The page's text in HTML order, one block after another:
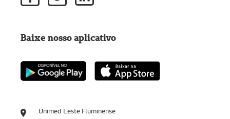
Unimed Leste Fluminense
Baixe nosso aplicativo